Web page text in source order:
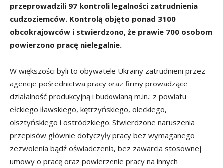
przeprowadzili 97 kontroli legalności zatrudnienia
cudzoziemców. Kontrolą objęto ponad 3100
obcokrajowców i stwierdzono, że prawie 700 osobom
powierzono pracę nielegalnie.
W większości byli to obywatele Ukrainy zatrudnieni przez
agencje pośrednictwa pracy oraz firmy prowadzące
działalność produkcyjną i budowlaną m.in.: z powiatu
ełckiego iławskiego, kętrzyńskiego, oleckiego,
olsztyńskiego i ostródzkiego. Stwierdzone naruszenia
przepisów głównie dotyczyły pracy bez wymaganego
zezwolenia bądź oświadczenia, bez zawarcia stosownej
umowy o pracę oraz powierzenie pracy na innych